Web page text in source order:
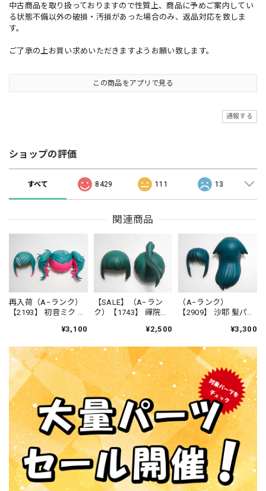
中古商品を取り扱っておりますので性質上、商品に予めご案内してい
る状態不備以外の破損・汚損があった場合のみ、返品対応を致しま
す。
ご了承の上お買い求めいただきますようお願い致します。
この商品をアプリで見る
通報する
ショップの評価
すべて 8429 111 13
関連商品
再入荷（A−ランク）
【2193】 初音ミク 教
ツ ツインテール ね
¥3,100
【SALE】（A−ラン
ク）【1743】 禪院真
ール ねんどろいど
¥2,500
（A−ランク）
【2909】 沙耶 髪パー
¥3,300